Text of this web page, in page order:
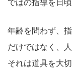
ではの指導を日
年齢を問わず、
だけではなく、
それは道具を大